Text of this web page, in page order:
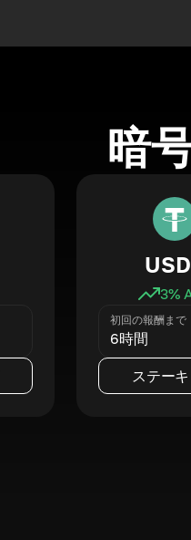
暗
3%
初回の報酬まで
6時間
ステー